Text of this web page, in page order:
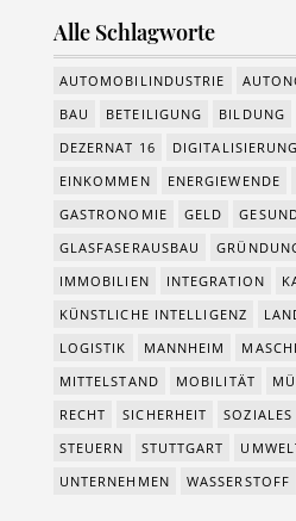
Alle Schlagworte
AUTOMOBILINDUSTRIE
BAU
BETEILIGUNG BILDUNG
DEZERNAT 16
DIGITALISIERUNG
EINKOMMEN
ENERGIEWENDE
GASTRONOMIE
GELD
GLASFASERAUSBAU
IMMOBILIEN
INTEGRATION
KÜNSTLICHE INTELLIGENZ
LOGISTIK
MANNHEIM
MITTELSTAND
MOBILITÄT
RECHT
SICHERHEIT SOZIALES
STEUERN
STUTTGART
UNTERNEHMEN
WASSERSTOFF